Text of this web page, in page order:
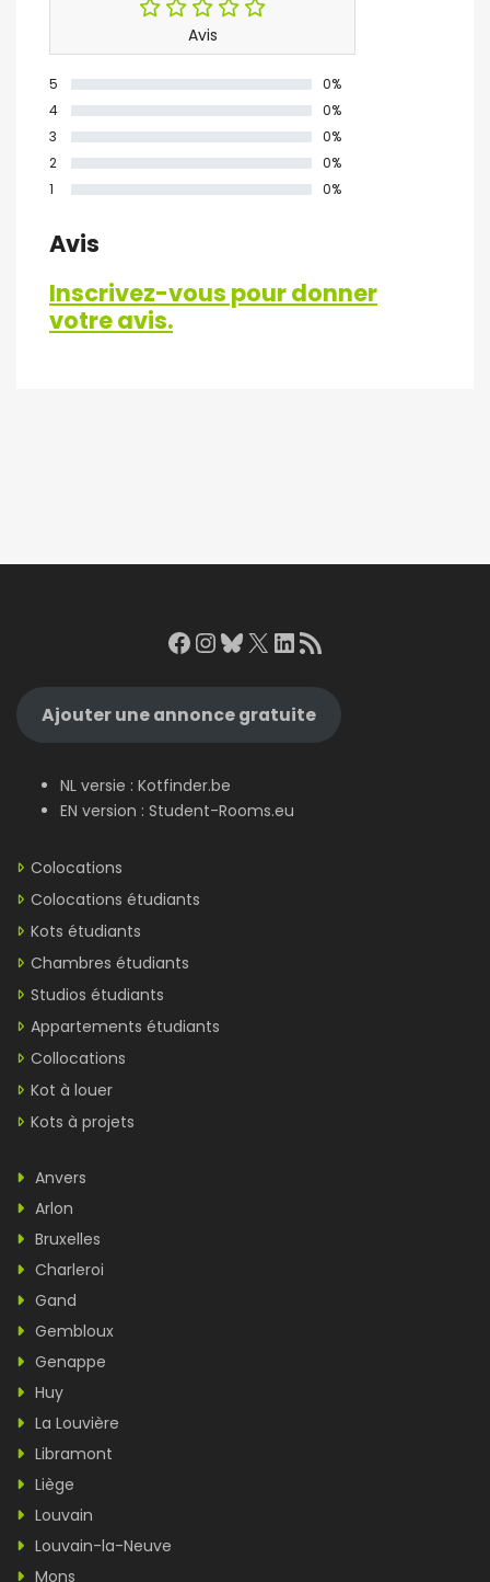
Avis
5
0%
4
0%
3
0%
2
0%
1
0%
Avis
Inscrivez-vous pour donner
votre avis.
Facebook
Instagram
Bluesky
X LinkedIn
RSS Feed
Ajouter une annonce gratuite
NL versie : Kotfinder.be
EN version : Student-Rooms.eu
Colocations
Colocations étudiants
Kots étudiants
Chambres étudiants
Studios étudiants
Appartements étudiants
Collocations
Kot à louer
Kots à projets
Anvers
Arlon
Bruxelles
Charleroi
Gand
Gembloux
Genappe
Huy
La Louvière
Libramont
Liège
Louvain
Louvain-la-Neuve
Mons